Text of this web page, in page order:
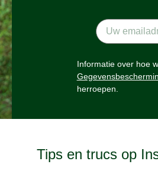
Informatie over hoe
herroepen.
Tips en trucs op